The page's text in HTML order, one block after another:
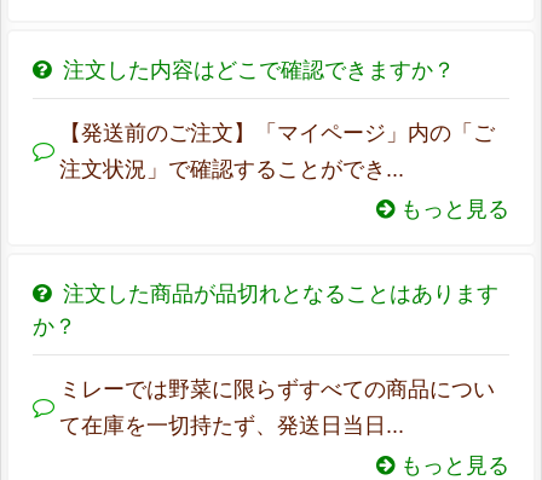
注文した内容はどこで確認できますか？
【発送前のご注文】「マイページ」内の「ご
注文状況」で確認することができ...
もっと見る
注文した商品が品切れとなることはあります
か？
ミレーでは野菜に限らずすべての商品につい
て在庫を一切持たず、発送日当日...
もっと見る